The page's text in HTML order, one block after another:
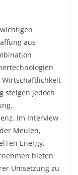
aus
Wirtschaftlichkeit
steigen jedoch
Im Interview
Meulen,
Energy,
bieten
Umsetzung zu